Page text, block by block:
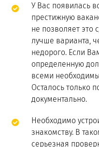
У Вас появилась
престижную
не позволяет это
лучше варианта,
недорого. Если
определенную
всеми
Осталось только
документально.
Необходимо
знакомству. В
серьезная